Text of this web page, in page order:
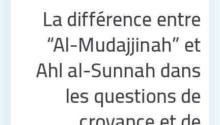
La différence entre
“Al-Mudajjinah” et
Ahl al-Sunnah dans
les questions de